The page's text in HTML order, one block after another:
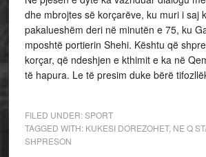
dhe mbrojtes së korçarëve, ku muri i saj
pakalueshëm deri në minutën e 75, ku
mposhtë portierin Shehi. Kështu që
korçar, që ndeshjen e kthimit e ka në
të hapura. Le të presim duke bërë
FILED UNDER:SPORT
TAGGED WITH: KUKESI DOREZOHET, NE Q
SHPRESON